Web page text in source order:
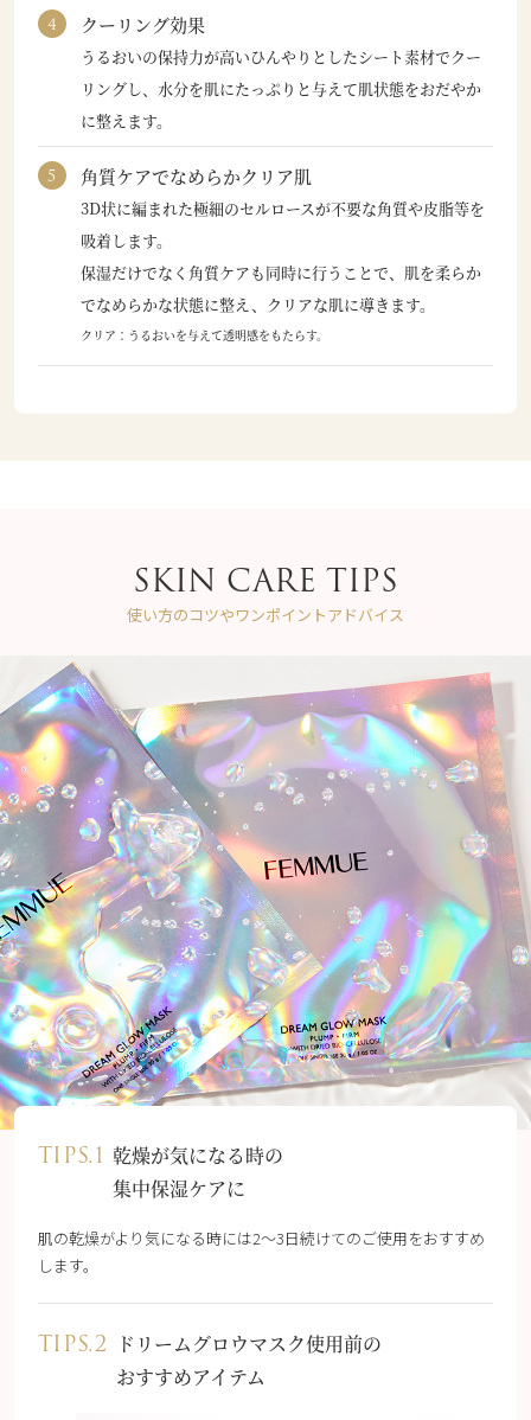
クーリング効果
うるおいの保持力が高いひんやりとしたシート素材でクー
リングし、水分を肌にたっぷりと与えて肌状態をおだやか
に整えます。
角質ケアでなめらかクリア肌
3D状に編まれた極細のセルロースが不要な角質や皮脂等を
吸着します。
保湿だけでなく角質ケアも同時に行うことで、肌を柔らか
でなめらかな状態に整え、クリアな肌に導きます。
クリア：うるおいを与えて透明感をもたらす。
SKIN CARE TIPS
使い方のコツやワンポイントアドバイス
TIPS.1 乾燥が気になる時の
集中保湿ケアに
肌の乾燥がより気になる時には2〜3日続けてのご使用をおすすめ
します。
TIPS.2 ドリームグロウマスク使用前の
おすすめアイテム